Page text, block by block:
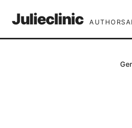
Julieclinic AUTHORS